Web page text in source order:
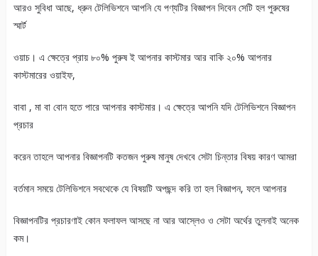
আরও সুবিধা আছে, ধ্রুন টেলিভিশনে আপনি যে পণ্যটির বিজ্ঞাপন দিবেন সেটি হল পুরুষের
স্মার্ট
ওয়াচ। এ ক্ষেত্রে প্রায় ৮০% পুরুষ ই আপনার কাস্টমার আর বাকি ২০% আপনার
কাস্টমারের ওয়াইফ,
বাবা , মা বা বোন হতে পারে আপনার কাস্টমার। এ ক্ষেত্রে আপনি যদি টেলিভিশনে বিজ্ঞাপন
প্রচার
করেন তাহলে আপনার বিজ্ঞাপনটি কতজন পুরুষ মানুষ দেখবে সেটা চিন্তার বিষয় কারণ আমরা
বর্তমান সময়ে টেলিভিশনে সবথেকে যে বিষয়টি অপছন্দ করি তা হল বিজ্ঞাপন, ফলে আপনার
বিজ্ঞাপনটির প্রচারণাই কোন ফলাফল আসছে না আর আস্লেও ও সেটা অর্থের তুলনাই অনেক
কম।